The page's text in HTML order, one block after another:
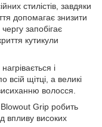
стилістів, завдяки
допомагає знизити
запобігає
кутикули
і
всій щітці, а великі
волосся.
Blowout Grip робить
впливу високих